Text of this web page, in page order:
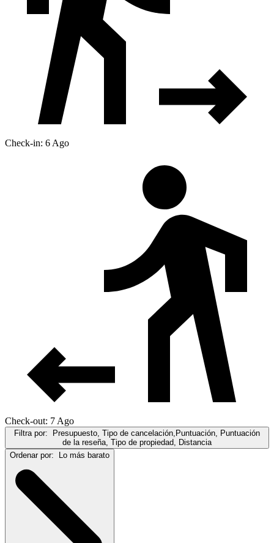
Check-in: 6 Ago
Check-out: 7 Ago
Filtra por: Presupuesto, Tipo de cancelación,Puntuación, Puntuación
de la reseña, Tipo de propiedad, Distancia
Ordenar por: Lo más barato